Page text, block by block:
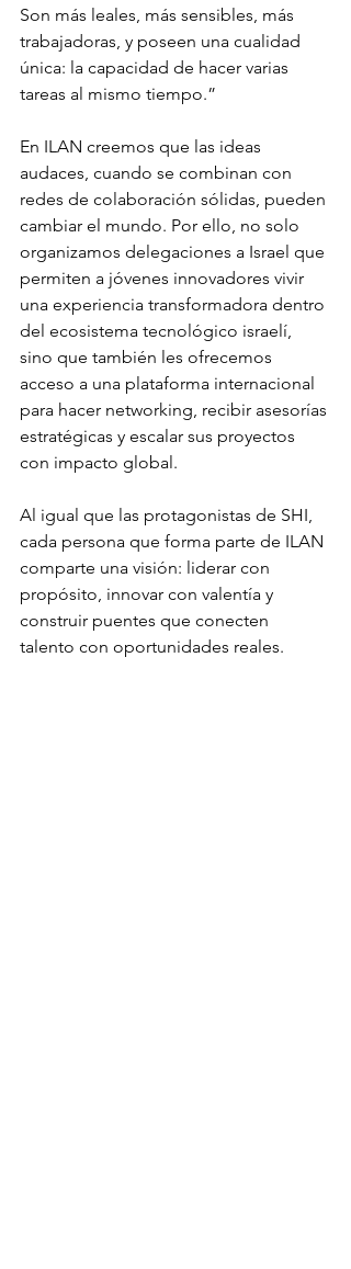
Son más leales, más sensibles, más
trabajadoras, y poseen una cualidad
única: la capacidad de hacer varias
tareas al mismo tiempo.”
En ILAN creemos que las ideas
audaces, cuando se combinan con
redes de colaboración sólidas, pueden
cambiar el mundo. Por ello, no solo
organizamos delegaciones a Israel que
permiten a jóvenes innovadores vivir
una experiencia transformadora dentro
del ecosistema tecnológico israelí,
sino que también les ofrecemos
acceso a una plataforma internacional
para hacer networking, recibir asesorías
estratégicas y escalar sus proyectos
con impacto global.
Al igual que las protagonistas de SHI,
cada persona que forma parte de ILAN
comparte una visión: liderar con
propósito, innovar con valentía y
construir puentes que conecten
talento con oportunidades reales.